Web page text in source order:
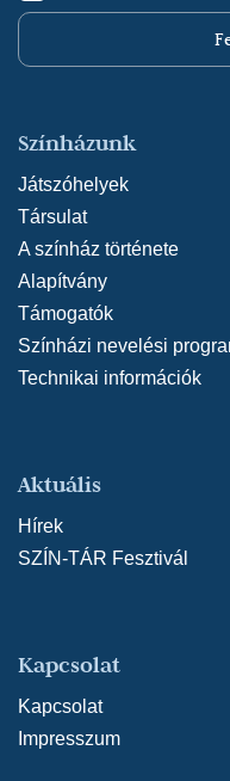
Színházunk
Játszóhelyek
Társulat
A színház története
Alapítvány
Támogatók
Színházi nevelési
Technikai információk
Aktuális
Hírek
SZÍN-TÁR Fesztivál
Kapcsolat
Kapcsolat
Impresszum